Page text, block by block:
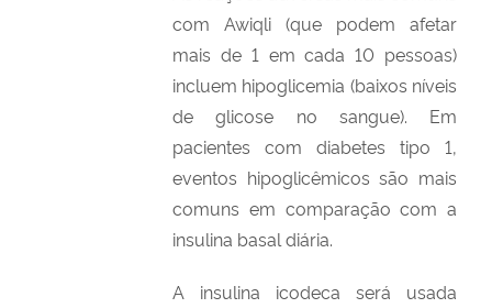
com Awiqli (que podem afetar
mais de 1 em cada 10 pessoas)
incluem hipoglicemia (baixos níveis
de glicose no sangue). Em
pacientes com diabetes tipo 1,
eventos hipoglicêmicos são mais
comuns em comparação com a
insulina basal diária.
A insulina icodeca será usada